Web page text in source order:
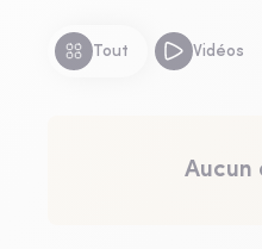
Tout Vidéos
Aucun